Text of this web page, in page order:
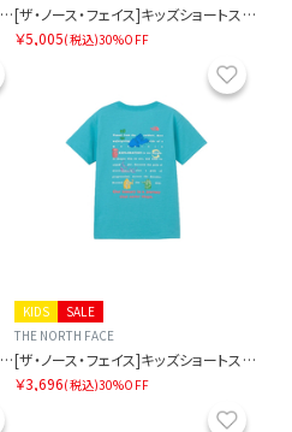
[ザ・ノース・フェイス]キッズショートスリーブブライトステディティー
[ザ・ノース・フェイス]キッズショートスリーブブライトステディティー
￥5,005(税込)30%OFF
お気に入り
[ザ・ノース・フェイス]キッズショートスリーブフィールドグラフィックティー
SALE
KIDS
THE NORTH FACE
[ザ・ノース・フェイス]キッズショートスリーブフィールドグラフィックティー
￥3,696(税込)30%OFF
お気に入り